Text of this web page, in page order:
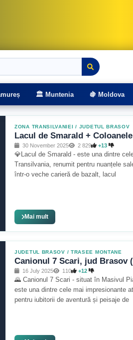
montane
🏛️ Muntenia 🍇 Moldova
ZONA TRANSILVANIEI / JUDETUL BRASOV
Lacul de Smarald +
30 November 2025 2 829 +13
💎Lacul de Smarald - este una dintre
Transilvania, renumit pentru nuanțele
într-o veche carieră de bazalt, lacul
Mai mult
JUDETUL BRASOV / TRASEE MONTANE
Canionul 7 Scari, jud Brasov
16 July 2025 110 +12
🌄 Canionul 7 Scari - situat în Masivul
este una dintre cele mai impresionante
pentru iubitorii de aventură și peisaje de